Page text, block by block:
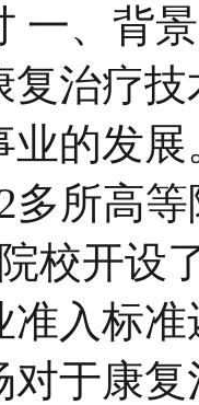
一、背
复治疗
的发
多所高
校开设
准入标
对于康